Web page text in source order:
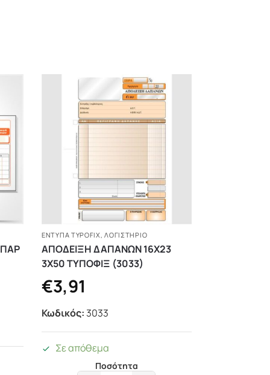
ΈΝΤΥΠΑ TYPOFIX ,ΛΟΓΙΣΤΗΡΙΟ
ΑΠΟΔΕΙΞΗ ΔΑΠΑΝΩΝ 16Χ23
3Χ50 ΤΥΠΟΦΙΞ (3033)
€3,91
Κωδικός: 3033
Σε απόθεμα
Ποσότητα